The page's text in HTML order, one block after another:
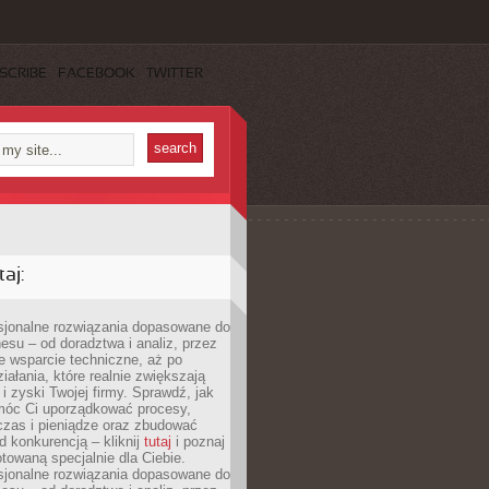
FACEBOOK TWITTER
rozwiązania dopasowane do
– od doradztwa i analiz, przez
wsparcie techniczne, aż po
które realnie zwiększają
zyski Twojej firmy. Sprawdź, jak
Ci uporządkować procesy,
i pieniądze oraz zbudować
konkurencją – kliknij tutaj i poznaj
specjalnie dla Ciebie.
rozwiązania dopasowane do